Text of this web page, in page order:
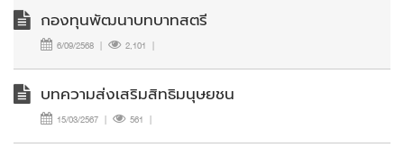
กองทุนพัฒนาบทบาทสตรี
6/09/2568 | 2,101 |
บทความส่งเสริมสิทธิมนุษยชน
15/03/2567 | 561 |